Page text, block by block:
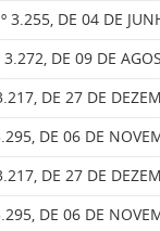
3.255, DE 04 DE
3.272, DE 09 DE
DE 27 DE
DE 06 DE
DE 27 DE
DE 06 DE